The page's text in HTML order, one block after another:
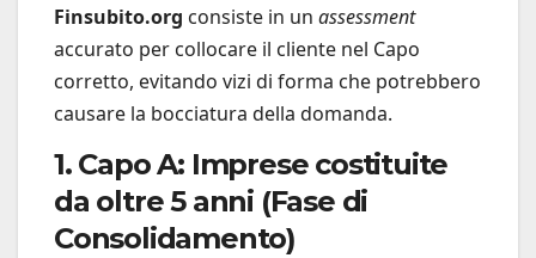
Finsubito.org consiste in un assessment
accurato per collocare il cliente nel Capo
corretto, evitando vizi di forma che potrebbero
causare la bocciatura della domanda.
1. Capo A: Imprese costituite
da oltre 5 anni (Fase di
Consolidamento)